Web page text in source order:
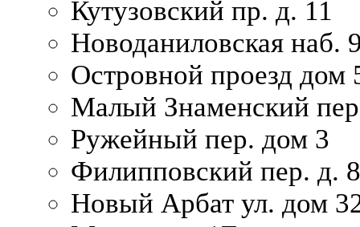
Кутузовский пр. д. 11
Новоданиловская наб.
Островной проезд дом
Малый Знаменский
Ружейный пер. дом 3
Филипповский пер. д. 8
Новый Арбат ул. дом